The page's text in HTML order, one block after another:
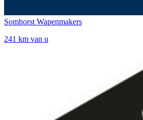
Somhorst Wapenmakers
241 km van u